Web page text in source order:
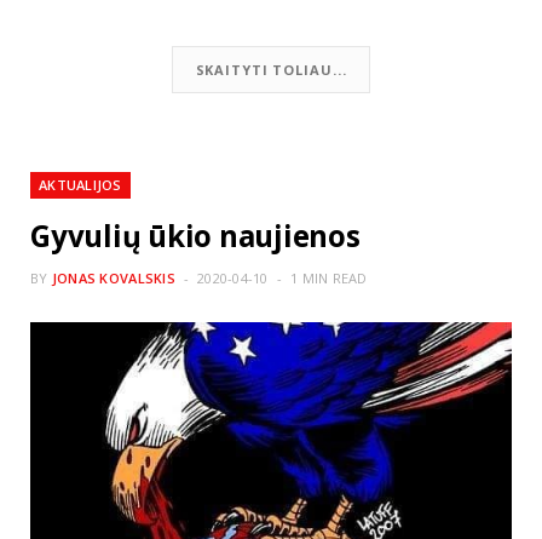
SKAITYTI TOLIAU...
AKTUALIJOS
Gyvulių ūkio naujienos
BY JONAS KOVALSKIS 2020-04-10 1 MIN READ